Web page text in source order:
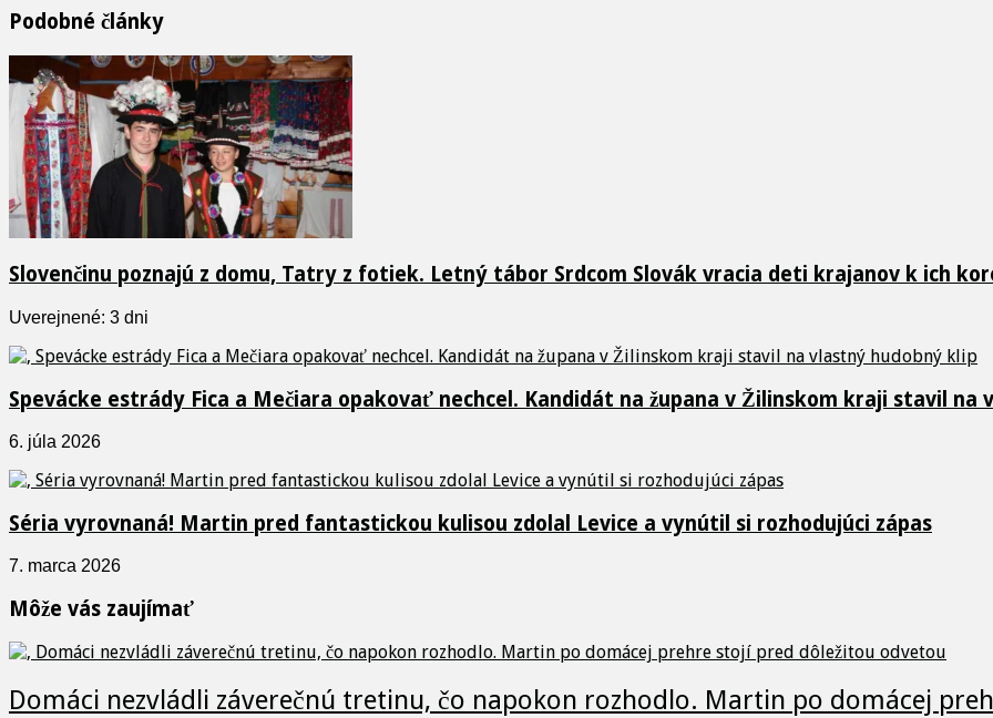
Podobné články
Slovenčinu poznajú z domu, Tatry z fotiek. Letný tábor Srdcom Slovák vracia deti krajanov k ich
Uverejnené: 3 dni
Spevácke estrády Fica a Mečiara opakovať nechcel. Kandidát na župana v Žilinskom kraji stavil na
6. júla 2026
Séria vyrovnaná! Martin pred fantastickou kulisou zdolal Levice a vynútil si rozhodujúci zápas
7. marca 2026
Môže vás zaujímať
Domáci nezvládli záverečnú tretinu, čo napokon rozhodlo. Martin po domácej